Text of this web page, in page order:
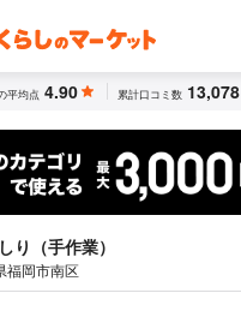
平均点 4.90 累計口コミ数 13,078
り（手作業）
福岡市南区